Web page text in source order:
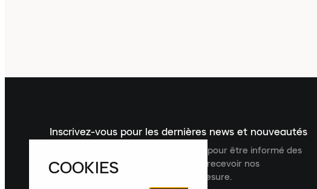
Inscrivez-vous pour les dernières news et nouveautés
Inscrivez-vous à la newsletter Laced pour être informé des
dernières nouveautés, collections et recevoir nos
recommandations de produits sur mesure.
COOKIES